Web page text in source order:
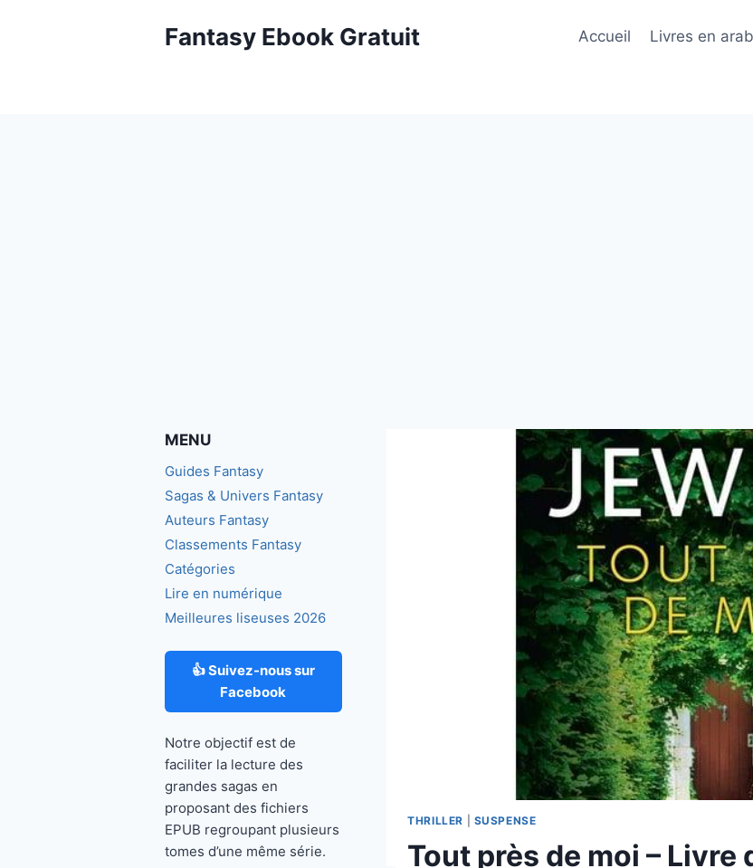
Fantasy Ebook Gratuit Accueil Livres en
THRILLER SUSPENSE
Tout près de moi – Livre
MENU
Guides Fantasy
Sagas & Univers Fantasy
Auteurs Fantasy
Classements Fantasy
Catégories
Lire en numérique
Meilleures liseuses 2026
👍 Suivez-nous sur
Facebook
Notre objectif est de
faciliter la lecture des
grandes sagas en
proposant des fichiers
EPUB regroupant plusieurs
tomes d’une même série.